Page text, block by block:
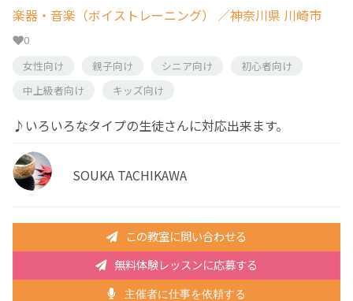
楽器・音楽（ボイストレーニング） ／神奈川県 川崎市
0
女性向け
親子向け シニア向け
初心者向け
中上級者向け
キッズ向け
♪いろいろなタイプの生徒さんに対応出来ます。
SOUKA TACHIKAWA
この教室に問い合わせる
無料体験レッスンに応募する
主催者に仕事を依頼する